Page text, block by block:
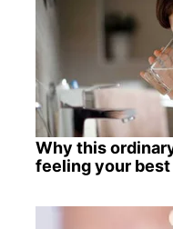
Why this
feeling your